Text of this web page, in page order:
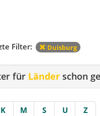
Filter: Duisburg
für Länderschon
K M S U Z